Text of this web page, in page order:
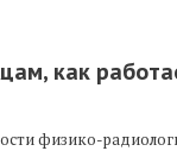
как
физико-